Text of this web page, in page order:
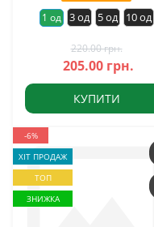
1 од 3 од 5 од 10 од
220.00 грн.
205.00 грн.
КУПИТИ
-6%
ХІТ ПРОДАЖ
ТОП
ЗНИЖКА